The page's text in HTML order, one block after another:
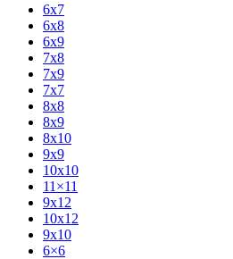
6x7
6x8
6x9
7x8
7x9
7x7
8x8
8x9
8x10
9x9
10x10
11×11
9x12
10x12
9x10
6×6